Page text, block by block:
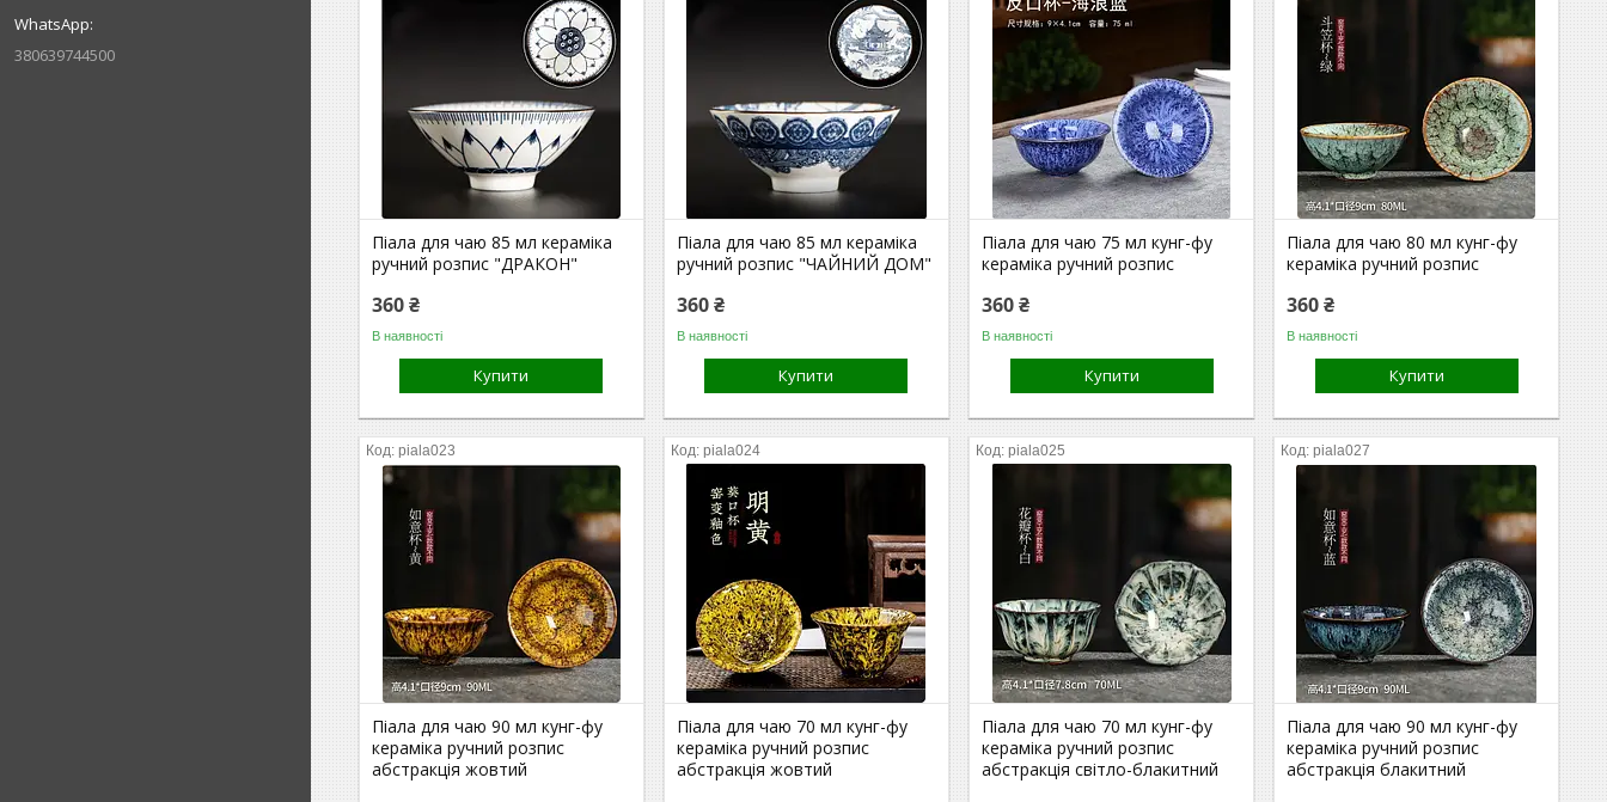
380639744500
Піала для чаю 85 мл кераміка
ручний розпис "ДРАКОН"
360 ₴
В наявності
Купити
Піала для чаю 85 мл кераміка
ручний розпис "ЧАЙНИЙ ДОМ"
360 ₴
В наявності
Купити
Піала для чаю 75 мл кунг-фу
кераміка ручний розпис
360 ₴
В наявності
Купити
Піала для чаю 80 мл кунг-фу
кераміка ручний розпис
360 ₴
В наявності
Купити
piala023
Піала для чаю 90 мл кунг-фу
кераміка ручний розпис
абстракція жовтий
piala024
Піала для чаю 70 мл кунг-фу
кераміка ручний розпис
абстракція жовтий
piala025
Піала для чаю 70 мл кунг-фу
кераміка ручний розпис
абстракція світло-блакитний
piala027
Піала для чаю 90 мл кунг-фу
кераміка ручний розпис
абстракція блакитний